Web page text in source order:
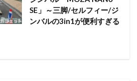
SE」～三脚/セルフィー/ジ
ンバルの3in1が便利すぎる